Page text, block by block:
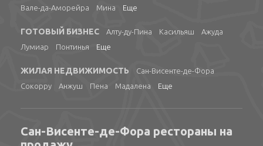
Вале-да-Аморейра
Мина Еще
ГОТОВЫЙ БИЗНЕС Алту-ду-Пина Касильяш
Ажуда
Лумиар
Понтинья Еще
ЖИЛАЯ НЕДВИЖИМОСТЬ
Сан-Висенте-де-Фора
Сокорру
Анжуш Пена Мадалена Еще
Сан-Висенте-де-Фора рестораны на